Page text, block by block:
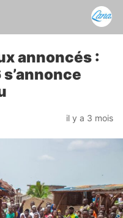
annoncés :
il y a 3 mois